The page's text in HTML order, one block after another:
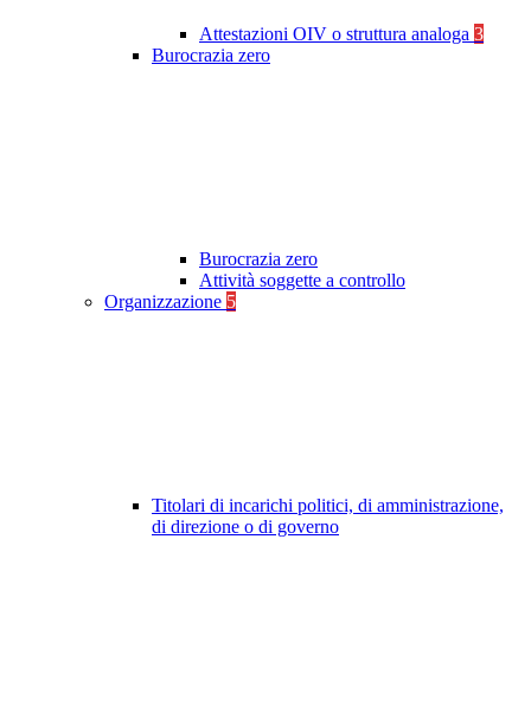
Attestazioni OIV o struttura analoga 3
Burocrazia zero
Burocrazia zero
Attività soggette a controllo
Organizzazione 5
Titolari di incarichi politici, di amministrazione,
di direzione o di governo